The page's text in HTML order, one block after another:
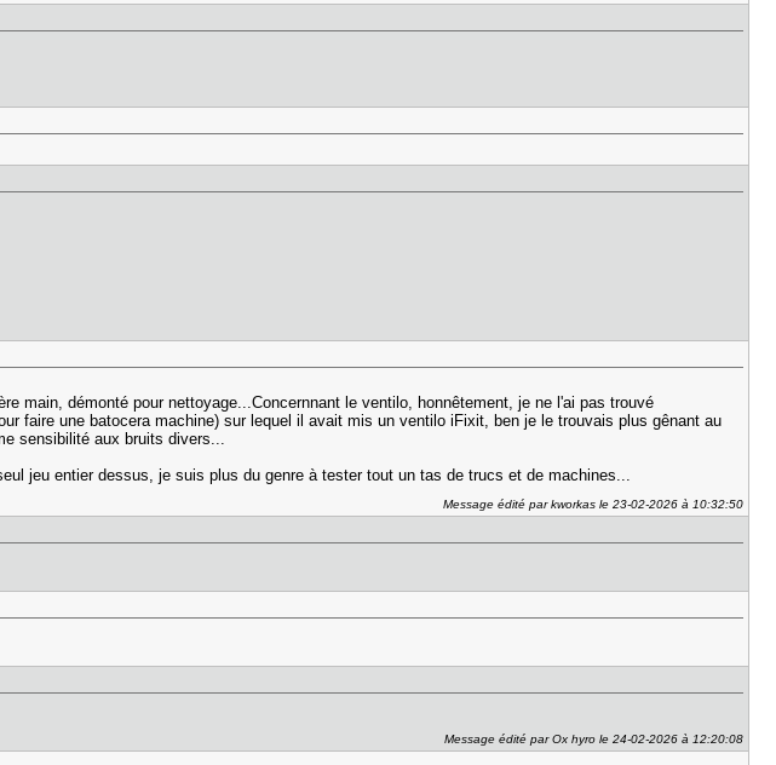
main, démonté pour nettoyage...Concernnant le ventilo, honnêtement, je ne l'ai pas trouvé
faire une batocera machine) sur lequel il avait mis un ventilo iFixit, ben je le trouvais plus gênant au
sensibilité aux bruits divers...
jeu entier dessus, je suis plus du genre à tester tout un tas de trucs et de machines...
Message édité par kworkas le 23-02-2026 à 10:32:50
Message édité par Ox hyro le 24-02-2026 à 12:20:08